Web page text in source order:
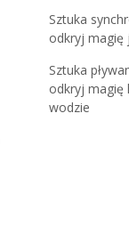
Sztuka
odkryj magię
Sztuka
odkryj magię
wodzie